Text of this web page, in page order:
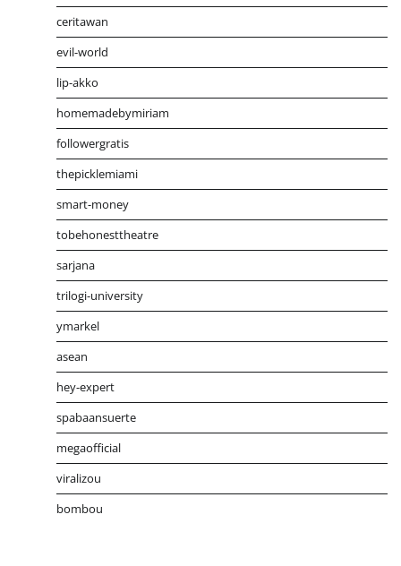
ceritawan
evil-world
lip-akko
homemadebymiriam
followergratis
thepicklemiami
smart-money
tobehonesttheatre
sarjana
trilogi-university
ymarkel
asean
hey-expert
spabaansuerte
megaofficial
viralizou
bombou